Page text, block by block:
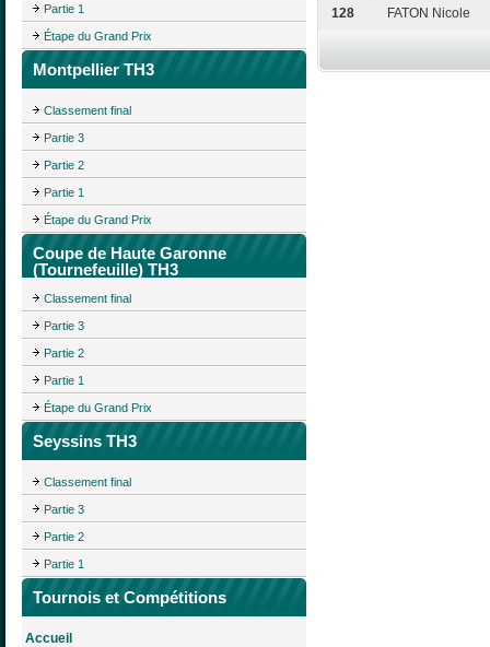
Partie 1
Étape du Grand Prix
Montpellier TH3
Classement final
Partie 3
Partie 2
Partie 1
Étape du Grand Prix
Coupe de Haute Garonne
(Tournefeuille) TH3
Classement final
Partie 3
Partie 2
Partie 1
Étape du Grand Prix
Seyssins TH3
Classement final
Partie 3
Partie 2
Partie 1
Tournois et Compétitions
Accueil
128 FATON Nicole